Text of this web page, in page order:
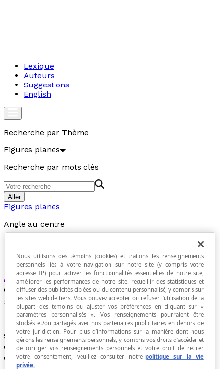
Lexique
Auteurs
Suggestions
English
Recherche par Thème
Figures planes
Recherche par mots clés
Aller
Figures planes
Angle au centre
Angleformé par deuxrayonsd'un cercle ou par
deuxdemi-droitessécantes de même origine, le
sommet de l'angle étant lecentre du cercle.
Si deuxdroites sécantes à un cercle se coupent au
centre de ce cercle, elles forment alors un angle au
centre.
Nous utilisons des témoins (cookies) et traitons les renseignements
personnels liés à votre navigation sur notre site (y compris votre
adresse IP) pour activer les fonctionnalités essentielles de notre site,
améliorer les performances de notre site, recueillir des statistiques et
diffuser des publicités ciblées ou du contenu personnalisé, y compris sur
les sites web de tiers. Vous pouvez accepter ou refuser l’utilisation de la
plupart des témoins ou ajuster vos préférences en cliquant sur «
paramètres personnalisés ». Vos renseignements pourraient être
stockés et/ou partagés avec nos partenaires publicitaires en dehors de
votre juridiction. Pour plus d’informations sur la manière dont nous
gérons les renseignements personnels, y compris vos droits d’accéder et
de corriger vos renseignements personnels et votre droit de retirer
votre consentement, veuillez consulter notre politique sur la vie
privée.